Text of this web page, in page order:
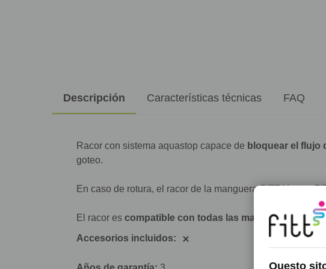
Questo
Descripción Características técnicas FAQ
Racor con sistema aquastop capace de bloquear el flujo
goteo.
En caso de rotura, el racor de la manguera FITT Yoyo y
El racor es compatible con todas las mangueras
Accesorios incluidos: